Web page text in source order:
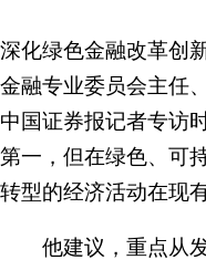
深化绿色金融改革创
金融专业委员会主任
中国证券报记者专访
第一，但在绿色、可
转型的经济活动在现
他建议，重点从发